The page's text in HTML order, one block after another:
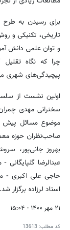
برای رسیدن به طرح
تاریخی، تکنیکی و
و توان علمی دانش
چرا که نگاه
پیچیدگی‌های شهری
اولین نشست از
سخنرانی مهدی
موضوع مسائل پیش
صاحب‌نظران حوزه
بهروز جانی‌پور،
عبدالرضا
حاجی علی اکبری -
استاد لرزاده برگزار شد.
۲۱ مهر ۱۴۰۰ - ۱۵:۰۴
کد مطلب: 13613